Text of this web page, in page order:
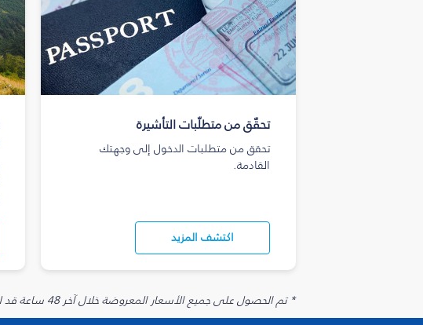
تحقّق من متطلّبات التأشيرة
تحقق من متطلبات الدخول إلى وجهتك
القادمة.
اكتشف المزيد
* تم الحصول على جميع الأسعار المعروضة خلال آخر 48 ساعة قد لا تكون متوفرة في وقت الحجز. قد يتم تطبيق رسوم إضافية على الإضافات الاختيارية.